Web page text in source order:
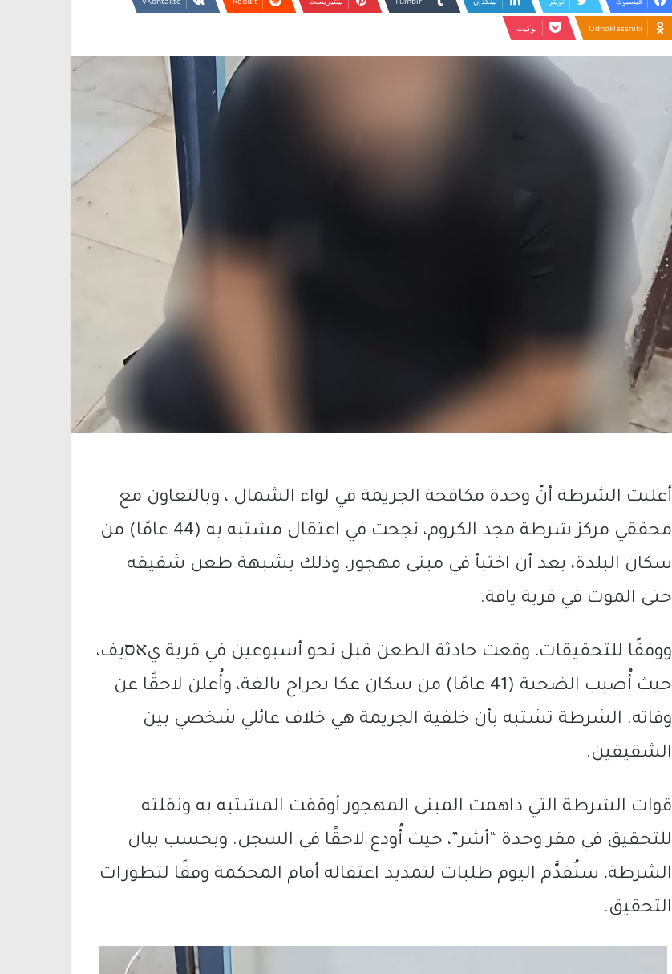
Odnoklassniki بوكيت
أعلنت الشرطة أنّ وحدة مكافحة الجريمة في لواء الشمال ، وبالتعاون مع
محققي مركز شرطة مجد الكروم، نجحت في اعتقال مشتبه به (44 عامًا) من
سكان البلدة، بعد أن اختبأ في مبنى مهجور، وذلك بشبهة طعن شقيقه
حتى الموت في قرية يافة.
ووفقًا للتحقيقات، وقعت حادثة الطعن قبل نحو أسبوعين في قرية يאסيف،
حيث أُصيب الضحية (41 عامًا) من سكان عكا بجراح بالغة، وأُعلن لاحقًا عن
وفاته. الشرطة تشتبه بأن خلفية الجريمة هي خلاف عائلي شخصي بين
الشقيقين.
قوات الشرطة التي داهمت المبنى المهجور أوقفت المشتبه به ونقلته
للتحقيق في مقر وحدة “أشر”، حيث أُودع لاحقًا في السجن. وبحسب بيان
الشرطة، ستُقدَّم اليوم طلبات لتمديد اعتقاله أمام المحكمة وفقًا لتطورات
التحقيق.